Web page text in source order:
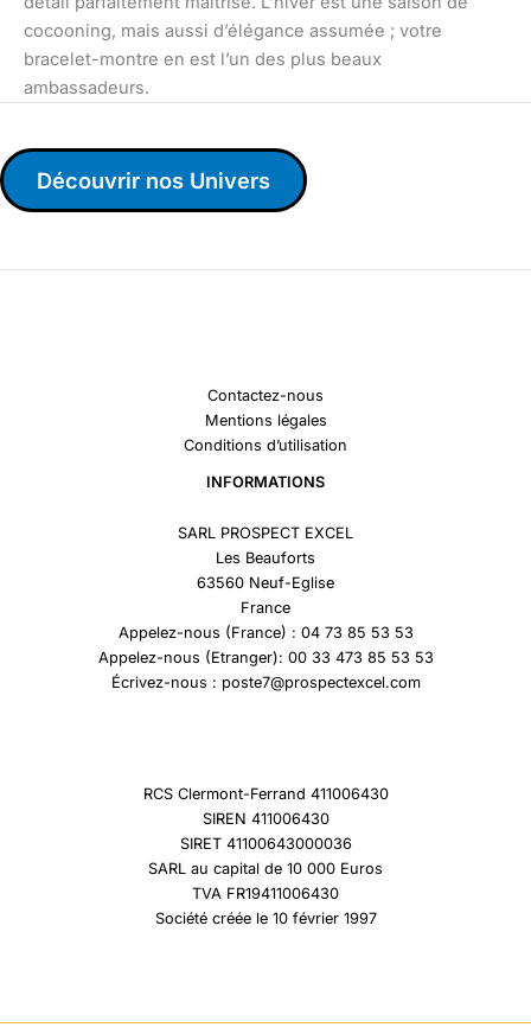
cocooning, mais aussi d’élégance assumée ; votre
bracelet-montre en est l’un des plus beaux
ambassadeurs.
Découvrir nos Univers
Contactez-nous
Mentions légales
Conditions d’utilisation
INFORMATIONS
SARL PROSPECT EXCEL
Les Beauforts
63560 Neuf-Eglise
France
Appelez-nous (France) : 04 73 85 53 53
Appelez-nous (Etranger): 00 33 473 85 53 53
Écrivez-nous : poste7@prospectexcel.com
RCS Clermont-Ferrand 411006430
SIREN 411006430
SIRET 41100643000036
SARL au capital de 10 000 Euros
TVA FR19411006430
Société créée le 10 février 1997